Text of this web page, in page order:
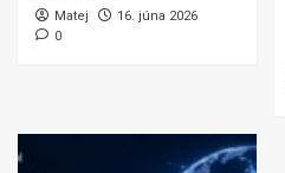
Matej
16. júna 2026
0